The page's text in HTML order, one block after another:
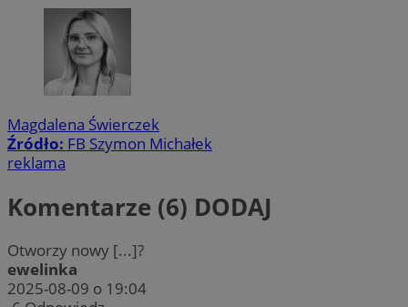
Magdalena Świerczek
Źródło: FB Szymon Michałek
reklama
Komentarze (6) DODAJ
Otworzy nowy [...]?
ewelinka
2025-08-09 o 19:04